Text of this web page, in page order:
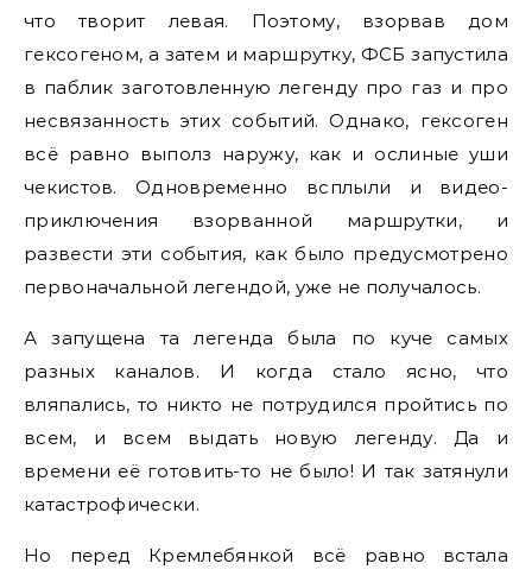
что творит левая. Поэтому, взорвав дом
гексогеном, а затем и маршрутку, ФСБ запустила
в паблик заготовленную легенду про газ и про
несвязанность этих событий. Однако, гексоген
всё равно выполз наружу, как и ослиные уши
чекистов. Одновременно всплыли и видео-
приключения взорванной маршрутки, и
развести эти события, как было предусмотрено
первоначальной легендой, уже не получалось.
А запущена та легенда была по куче самых
разных каналов. И когда стало ясно, что
вляпались, то никто не потрудился пройтись по
всем, и всем выдать новую легенду. Да и
времени её готовить-то не было! И так затянули
катастрофически.
Но перед Кремлебянкой всё равно встала